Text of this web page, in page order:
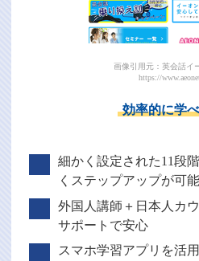
画像引用元：英会話イ
https://
効率的に学
細かく設定された11段
くステップアップが可能
外国人講師＋日本人カ
サポートで安心
スマホ学習アプリを活